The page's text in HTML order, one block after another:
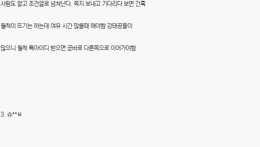
사람도 없고 조건글로 넘쳐난다. 쪽지 보내고 기다리다 보면 간혹
월척이 뜨기는 하는데 여유 시간 많을때 해야함 강태공들이
많으니 월척 톡아이디 받으면 곧바로 다른쪽으로 이어가야함
3. 슈**ㅌ